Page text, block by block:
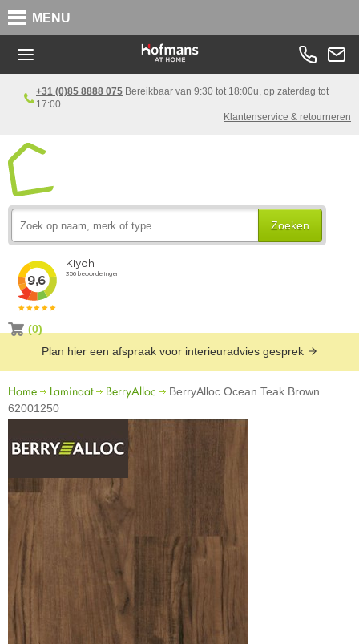
MENU
+31 (0)85 8888 075 Bereikbaar van 9:30 tot 18:00u, op zaterdag tot
17:00
Klantenservice & retourneren
Zoeken
(0)
Plan hier een afspraak voor interieuradvies gesprek
Home Laminaat BerryAlloc
BerryAlloc Ocean Teak Brown
62001250